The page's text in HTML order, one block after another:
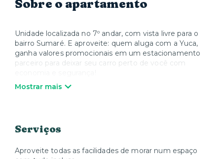
Sobre o apartamento
Unidade localizada no 7º andar, com vista livre para o
bairro Sumaré. E aproveite: quem aluga com a Yuca,
ganha valores promocionais em um estacionamento
parceiro para deixar seu carro perto de você com
O estacionamento está localizado à Rua Paulistânia,
sexta, das 06 às 20h. A contratação é feita
Idealizado pela Idea!Zarvos e com projeto do
Mostrar mais
Serviços
Aproveite todas as facilidades de morar num espaço